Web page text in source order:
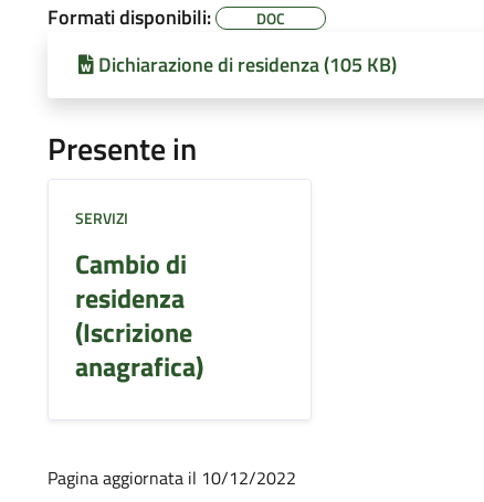
Formati disponibili: DOC
Dichiarazione di residenza (105 KB)
Presente in
SERVIZI
Cambio di
residenza
(Iscrizione
anagrafica)
Pagina aggiornata il 10/12/2022